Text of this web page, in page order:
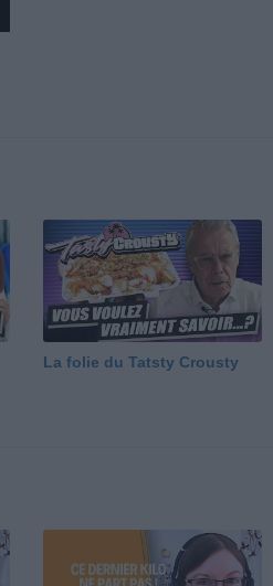
La folie du Tatsty Crousty